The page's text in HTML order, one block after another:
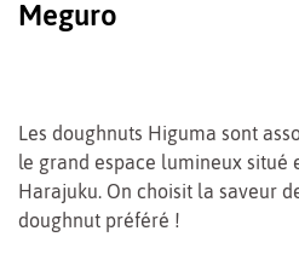
Meguro
Les doughnuts Higuma sont
le grand espace lumineux situé
Harajuku. On choisit la saveur
doughnut préféré !